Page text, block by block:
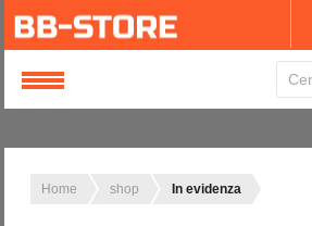
Home shop In evidenza
Login